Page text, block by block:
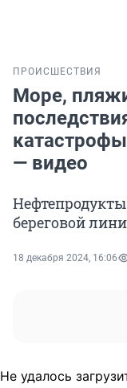
ПРОИСШЕСТВИЯ
Море,
— видео
береговой
18 декабря 2024, 16:06
Не удалось